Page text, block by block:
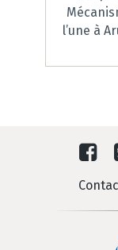
l’une à